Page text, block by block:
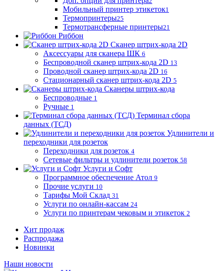
Мобильный принтер этикеток1
Термопринтеры25
Термотрансферные принтеры21
Риббон
Сканер штрих-кода 2D
Аксессуары для сканера ШК 6
Беспроводной сканер штрих-кода 2D 13
Проводной сканер штрих-кода 2D 16
Стационарный сканер штрих-кода 2D 5
Сканеры штрих-кода
Беспроводные 1
Ручные 1
Терминал сбора
данных (ТСД)
Удлинители и
переходники для розеток
Переходники для розеток 4
Сетевые фильтры и удлинители розеток 58
Услуги и Софт
Программное обеспечение Атол 9
Прочие услуги 10
Тарифы Мой Склад 31
Услуги по онлайн-кассам 24
Услуги по принтерам чековым и этикеток 2
Хит продаж
Распродажа
Новинки
Наши новости